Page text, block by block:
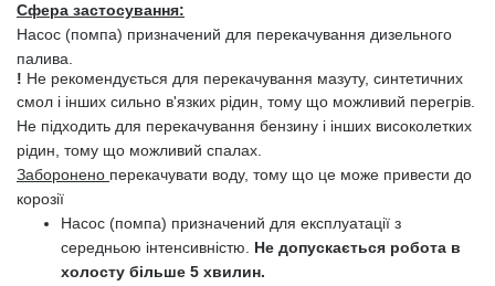
Сфера застосування:
Насос (помпа) призначений для перекачування дизельного
палива.
! Не рекомендується для перекачування мазуту, синтетичних
смол і інших сильно в'язких рідин, тому що можливий перегрів.
Не підходить для перекачування бензину і інших високолетких
рідин, тому що можливий спалах.
Заборонено перекачувати воду, тому що це може привести до
корозії
Насос (помпа) призначений для експлуатації з
середньою інтенсивністю. Не допускається робота в
холосту більше 5 хвилин.